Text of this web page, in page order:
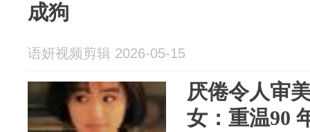
成狗
语妍视频剪辑 2026-05-15
厌倦令人审
女：重温90